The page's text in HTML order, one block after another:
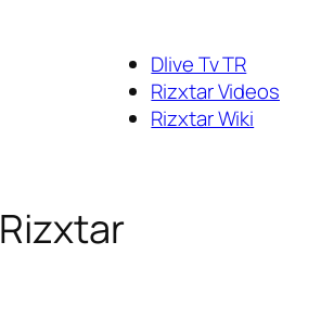
Dlive Tv TR
Rizxtar Videos
Rizxtar Wiki
Rizxtar